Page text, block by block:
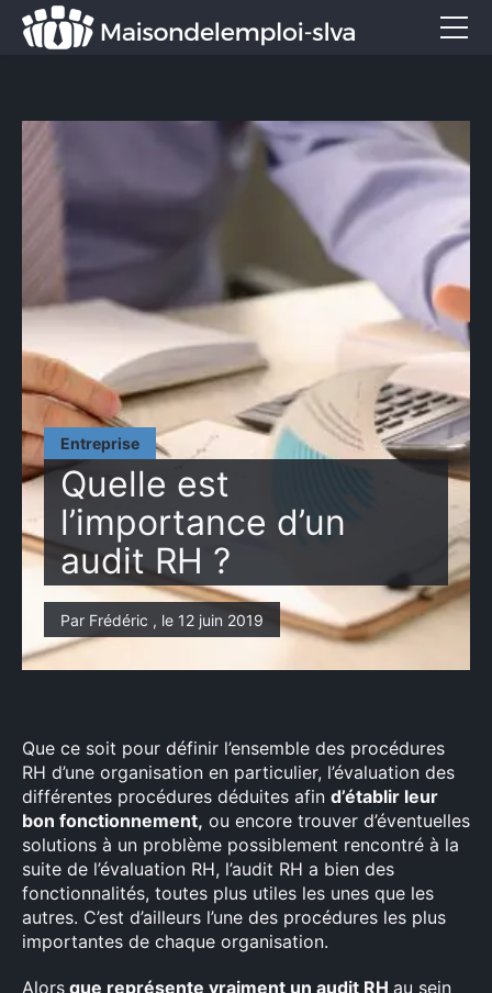
Entreprise
Quelle est
l’importance d’un
audit RH ?
Par Frédéric , le 12 juin 2019
Que ce soit pour définir l’ensemble des procédures
RH d’une organisation en particulier, l’évaluation des
différentes procédures déduites afin d’établir leur
bon fonctionnement, ou encore trouver d’éventuelles
solutions à un problème possiblement rencontré à la
suite de l’évaluation RH, l’audit RH a bien des
fonctionnalités, toutes plus utiles les unes que les
autres. C’est d’ailleurs l’une des procédures les plus
importantes de chaque organisation.
Alors que représente vraiment un audit RH au sein
Formation
Marketing